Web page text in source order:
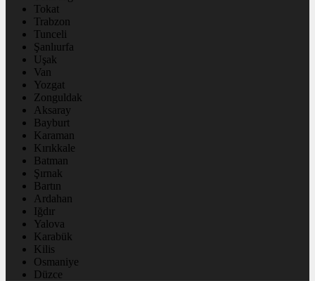
Tokat
Trabzon
Tunceli
Şanlıurfa
Uşak
Van
Yozgat
Zonguldak
Aksaray
Bayburt
Karaman
Kırıkkale
Batman
Şırnak
Bartın
Ardahan
Iğdır
Yalova
Karabük
Kilis
Osmaniye
Düzce